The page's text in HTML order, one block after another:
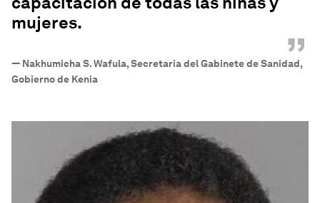
mujeres.
”
— Nakhumicha S. Wafula, Secretaria del Gabinete de Sanidad,
Gobierno de Kenia